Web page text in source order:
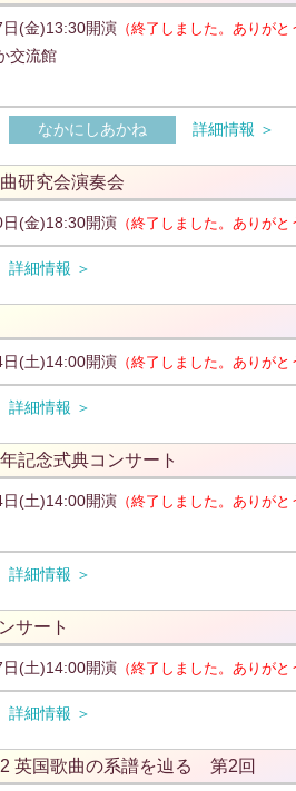
(金)13:30開演 （終了しました。ありが
交流館
なかにしあかね 詳細情報 ＞
研究会演奏会
(金)18:30開演 （終了しました。ありが
詳細情報 ＞
(土)14:00開演 （終了しました。ありが
詳細情報 ＞
記念式典コンサート
(土)14:00開演 （終了しました。ありが
詳細情報 ＞
サート
(土)14:00開演 （終了しました。ありが
詳細情報 ＞
英国歌曲の系譜を辿る 第2回